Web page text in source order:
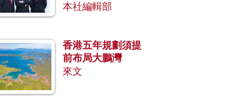
本社編輯部
香港五年規劃須提
前布局大鵬灣
來文